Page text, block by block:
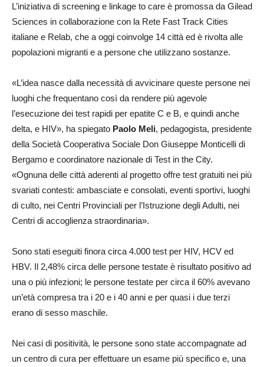
L’iniziativa di screening e linkage to care è promossa da Gilead
Sciences in collaborazione con la Rete Fast Track Cities
italiane e Relab, che a oggi coinvolge 14 città ed è rivolta alle
popolazioni migranti e a persone che utilizzano sostanze.
«L’idea nasce dalla necessità di avvicinare queste persone nei
luoghi che frequentano così da rendere più agevole
l’esecuzione dei test rapidi per epatite C e B, e quindi anche
delta, e HIV», ha spiegato Paolo Meli, pedagogista, presidente
della Società Cooperativa Sociale Don Giuseppe Monticelli di
Bergamo e coordinatore nazionale di Test in the City.
«Ognuna delle città aderenti al progetto offre test gratuiti nei più
svariati contesti: ambasciate e consolati, eventi sportivi, luoghi
di culto, nei Centri Provinciali per l’Istruzione degli Adulti, nei
Centri di accoglienza straordinaria».
Sono stati eseguiti finora circa 4.000 test per HIV, HCV ed
HBV. Il 2,48% circa delle persone testate è risultato positivo ad
una o più infezioni; le persone testate per circa il 60% avevano
un’età compresa tra i 20 e i 40 anni e per quasi i due terzi
erano di sesso maschile.
Nei casi di positività, le persone sono state accompagnate ad
un centro di cura per effettuare un esame più specifico e, una